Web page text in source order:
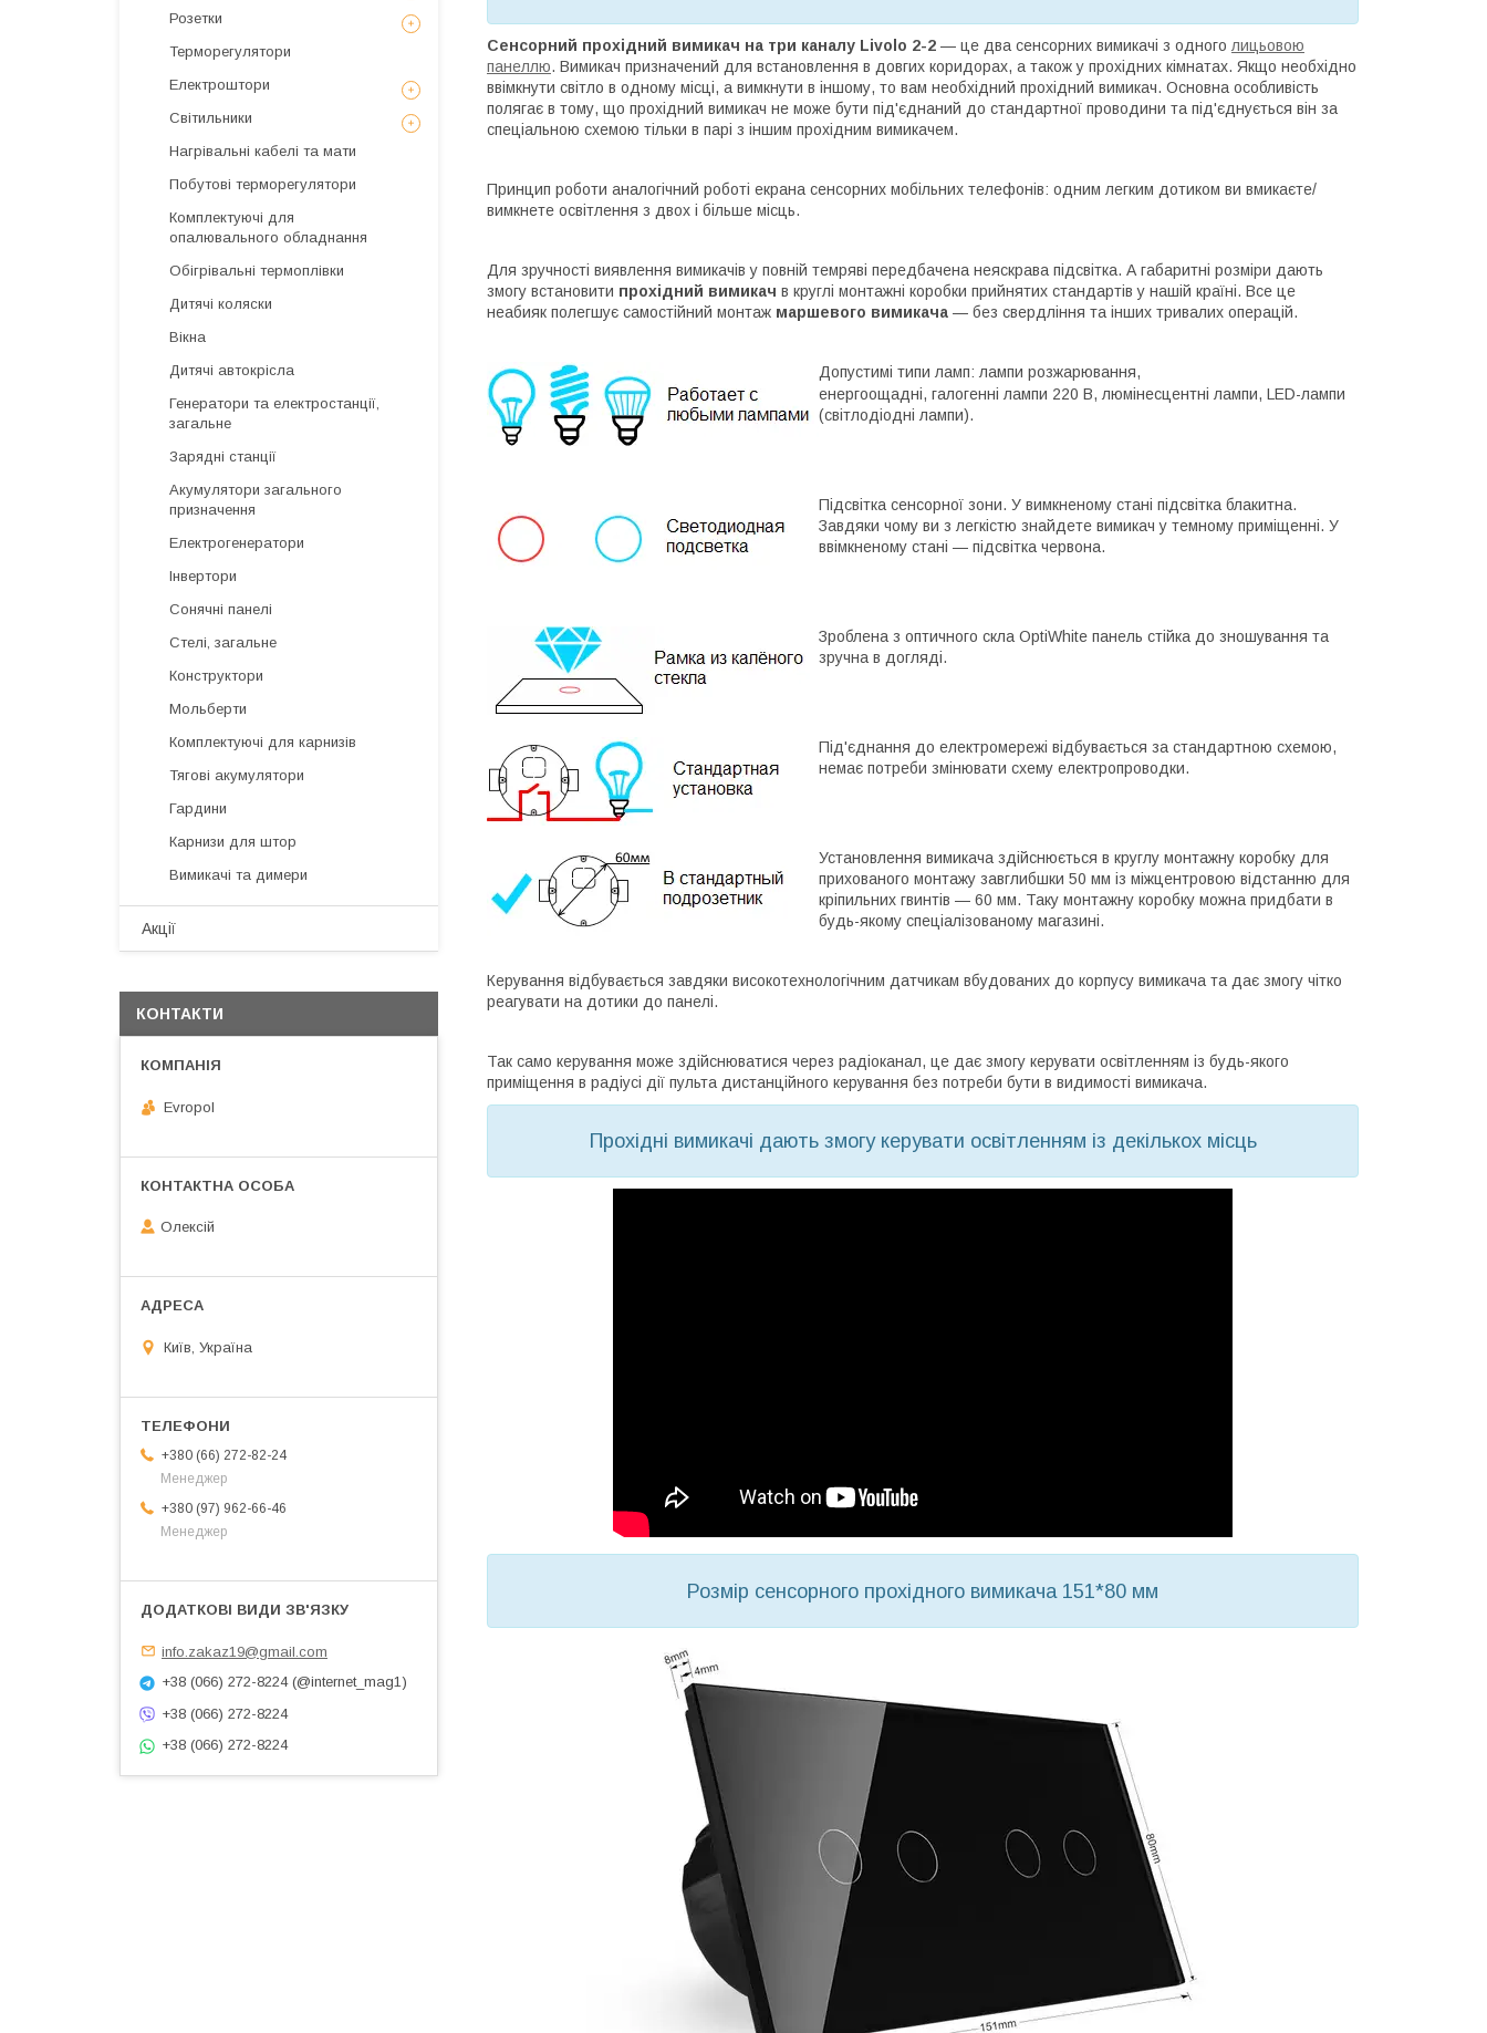
Сенсорний прохідний вимикач на три каналу Livolo 2-2 — це два сенсорних вимикачі з одного лицьовою
панеллю. Вимикач призначений для встановлення в довгих коридорах, а також у прохідних кімнатах. Якщо необхідно
ввімкнути світло в одному місці, а вимкнути в іншому, то вам необхідний прохідний вимикач. Основна особливість
полягає в тому, що прохідний вимикач не може бути під'єднаний до стандартної проводини та під'єднується він за
спеціальною схемою тільки в парі з іншим прохідним вимикачем.
Принцип роботи аналогічний роботі екрана сенсорних мобільних телефонів: одним легким дотиком ви вмикаєте/
вимкнете освітлення з двох і більше місць.
Для зручності виявлення вимикачів у повній темряві передбачена неяскрава підсвітка. А габаритні розміри дають
змогу встановити прохідний вимикач в круглі монтажні коробки прийнятих стандартів у нашій країні. Все це
неабияк полегшує самостійний монтаж маршевого вимикача — без свердління та інших тривалих операцій.
Допустимі типи ламп: лампи розжарювання,
енергоощадні, галогенні лампи 220 В, люмінесцентні лампи, LED-лампи
(світлодіодні лампи).
Підсвітка сенсорної зони. У вимкненому стані підсвітка блакитна.
Завдяки чому ви з легкістю знайдете вимикач у темному приміщенні. У
ввімкненому стані — підсвітка червона.
Зроблена з оптичного скла OptiWhite панель стійка до зношування та
зручна в догляді.
Під'єднання до електромережі відбувається за стандартною схемою,
немає потреби змінювати схему електропроводки.
Установлення вимикача здійснюється в круглу монтажну коробку для
прихованого монтажу завглибшки 50 мм із міжцентровою відстанню для
кріпильних гвинтів — 60 мм. Таку монтажну коробку можна придбати в
будь-якому спеціалізованому магазині.
Керування відбувається завдяки високотехнологічним датчикам вбудованих до корпусу вимикача та дає змогу чітко
реагувати на дотики до панелі.
Так само керування може здійснюватися через радіоканал, це дає змогу керувати освітленням із будь-якого
приміщення в радіусі дії пульта дистанційного керування без потреби бути в видимості вимикача.
Прохідні вимикачі дають змогу керувати освітленням із декількох місць
Розмір сенсорного прохідного вимикача 151*80 мм
Розетки
Терморегулятори
Електроштори
Світильники
Нагрівальні кабелі та мати
Побутові терморегулятори
Комплектуючі для
опалювального обладнання
Обігрівальні термоплівки
Дитячі коляски
Вікна
Дитячі автокрісла
Генератори та електростанції,
загальне
Зарядні станції
Акумулятори загального
призначення
Електрогенератори
Інвертори
Сонячні панелі
Стелі, загальне
Конструктори
Мольберти
Комплектуючі для карнизів
Тягові акумулятори
Гардини
Карнизи для штор
Вимикачі та димери
Акції
КОНТАКТИ
Evropol
Олексій
Київ, Україна
+380 (66) 272-82-24
Менеджер
+380 (97) 962-66-46
Менеджер
info.zakaz19@gmail.com
+38 (066) 272-8224 (@internet_mag1)
+38 (066) 272-8224
+38 (066) 272-8224